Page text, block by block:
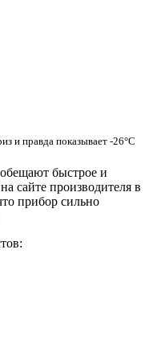
и правда показывает -26°С
быстрое и
сайте производителя в
прибор сильно